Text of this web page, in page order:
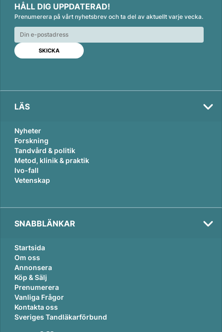
Tema:
n
k
e
d
n
c
e
b
o
o
k
a
i
l
HÅLL DIG UPPDATERAD!
Prenumerera på vårt nyhetsbrev och ta del av aktuellt varje vecka.
LÄS
Nyheter
Forskning
Tandvård & politik
Metod, klinik & praktik
Ivo-fall
Vetenskap
SNABBLÄNKAR
Startsida
Om oss
Annonsera
Köp & Sälj
Prenumerera
Vanliga Frågor
Kontakta oss
Sveriges Tandläkarförbund